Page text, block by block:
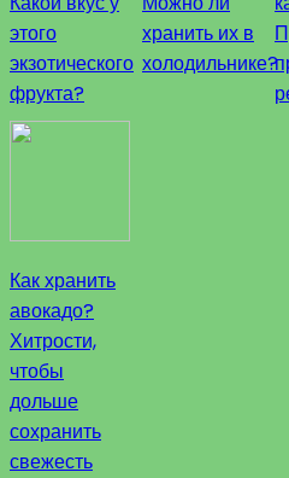
этого
экзотического
фрукта?
хранить их в
холодильнике?
Как хранить
авокадо?
Хитрости,
чтобы
дольше
сохранить
свежесть